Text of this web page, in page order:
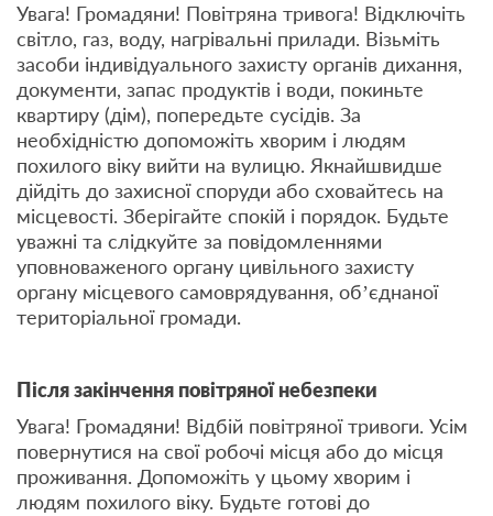
Увага! Громадяни! Повітряна тривога! Відключіть
світло, газ, воду, нагрівальні прилади. Візьміть
засоби індивідуального захисту органів дихання,
документи, запас продуктів і води, покиньте
квартиру (дім), попередьте сусідів. За
необхідністю допоможіть хворим і людям
похилого віку вийти на вулицю. Якнайшвидше
дійдіть до захисної споруди або сховайтесь на
місцевості. Зберігайте спокій і порядок. Будьте
уважні та слідкуйте за повідомленнями
уповноваженого органу цивільного захисту
органу місцевого самоврядування, об’єднаної
територіальної громади.
Після закінчення повітряної небезпеки
Увага! Громадяни! Відбій повітряної тривоги. Усім
повернутися на свої робочі місця або до місця
проживання. Допоможіть у цьому хворим і
людям похилого віку. Будьте готові до